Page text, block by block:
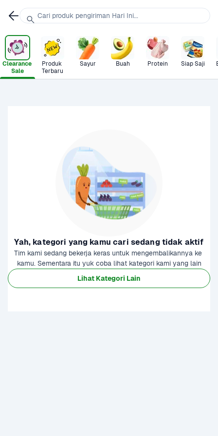
Clearance
Sale
Produk
Terbaru
Sayur Buah Protein Siap Saji
Yah, kategori yang kamu cari sedang tidak aktif
Tim kami sedang bekerja keras untuk mengembalikannya ke
kamu. Sementara itu yuk coba lihat kategori kami yang lain
Lihat Kategori Lain
Cari produk pengiriman Hari Ini...